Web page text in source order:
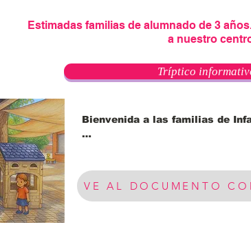
Estimadas familias de alumnado de 3
a nuestro
Tríptico
Bienvenida a las familias de
tanto para las niñas y los
sus familias. Esta nueva etapa
VE AL DOCUMENTO